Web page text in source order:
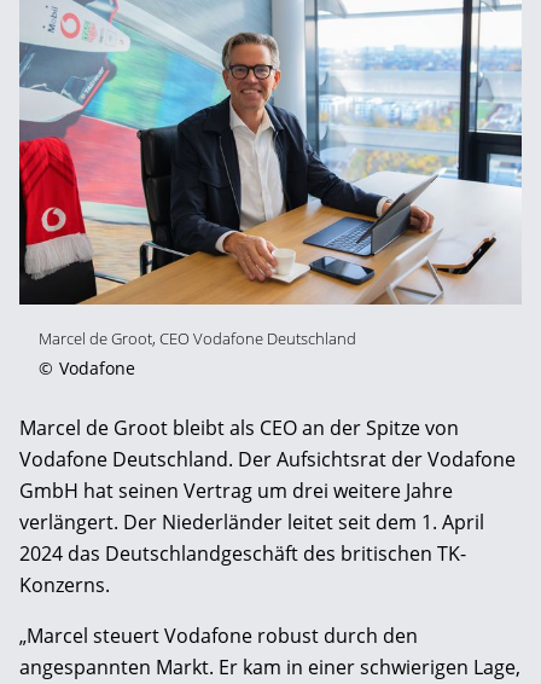
Marcel de Groot, CEO Vodafone Deutschland
© Vodafone
Marcel de Groot bleibt als CEO an der Spitze von
Vodafone Deutschland. Der Aufsichtsrat der Vodafone
GmbH hat seinen Vertrag um drei weitere Jahre
verlängert. Der Niederländer leitet seit dem 1. April
2024 das Deutschlandgeschäft des britischen TK-
Konzerns.
„Marcel steuert Vodafone robust durch den
angespannten Markt. Er kam in einer schwierigen Lage,